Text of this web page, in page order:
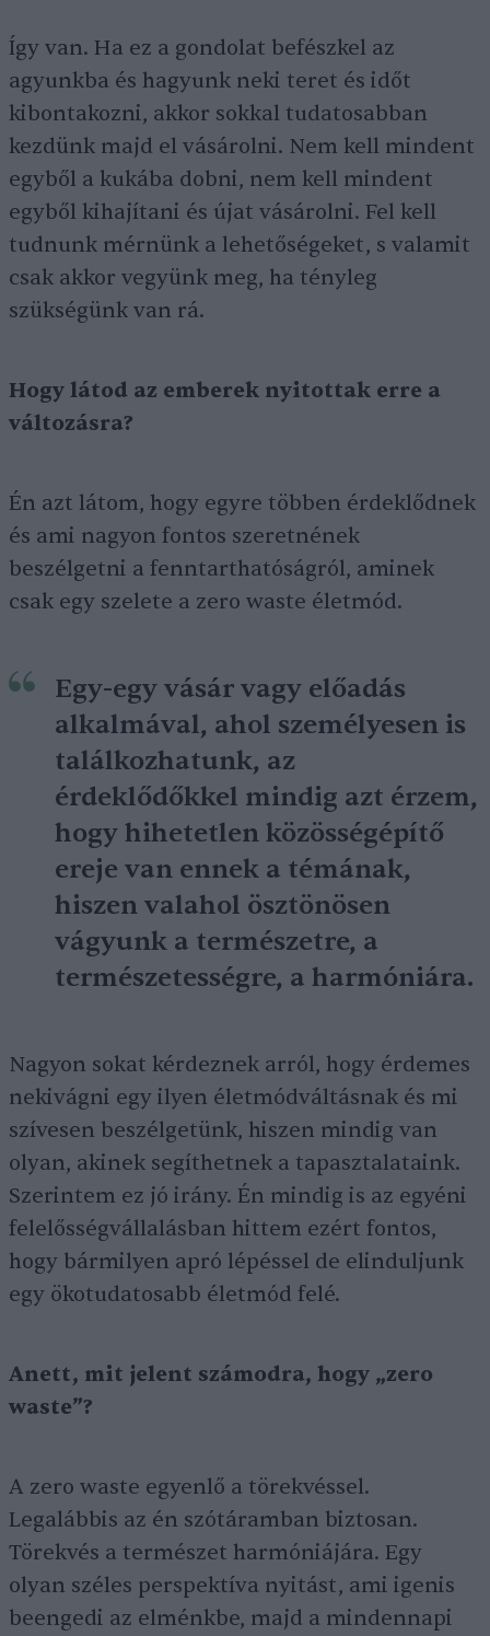
Így van. Ha ez a gondolat befészkel az
agyunkba és hagyunk neki teret és időt
kibontakozni, akkor sokkal tudatosabban
kezdünk majd el vásárolni. Nem kell mindent
egyből a kukába dobni, nem kell mindent
egyből kihajítani és újat vásárolni. Fel kell
tudnunk mérnünk a lehetőségeket, s valamit
csak akkor vegyünk meg, ha tényleg
szükségünk van rá.
Hogy látod az emberek nyitottak erre a
változásra?
Én azt látom, hogy egyre többen érdeklődnek
és ami nagyon fontos szeretnének
beszélgetni a fenntarthatóságról, aminek
csak egy szelete a zero waste életmód.
Egy-egy vásár vagy előadás
alkalmával, ahol személyesen is
találkozhatunk, az
érdeklődőkkel mindig azt érzem,
hogy hihetetlen közösségépítő
ereje van ennek a témának,
hiszen valahol ösztönösen
vágyunk a természetre, a
természetességre, a harmóniára.
Nagyon sokat kérdeznek arról, hogy érdemes
nekivágni egy ilyen életmódváltásnak és mi
szívesen beszélgetünk, hiszen mindig van
olyan, akinek segíthetnek a tapasztalataink.
Szerintem ez jó irány. Én mindig is az egyéni
felelősségvállalásban hittem ezért fontos,
hogy bármilyen apró lépéssel de elinduljunk
egy ökotudatosabb életmód felé.
Anett, mit jelent számodra, hogy „zero
waste”?
A zero waste egyenlő a törekvéssel.
Legalábbis az én szótáramban biztosan.
Törekvés a természet harmóniájára. Egy
olyan széles perspektíva nyitást, ami igenis
beengedi az elménkbe, majd a mindennapi